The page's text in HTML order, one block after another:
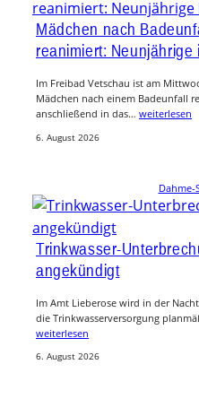
Mädchen nach
reanimiert: Neunjährige
Im Freibad Vetschau ist am
Mädchen nach einem Badeunfall
anschließend in das… weiterlesen
6. August 2026
Dahme-
Trinkwasser-
angekündigt
Im Amt Lieberose wird in der
die Trinkwasserversorgung
weiterlesen
6. August 2026